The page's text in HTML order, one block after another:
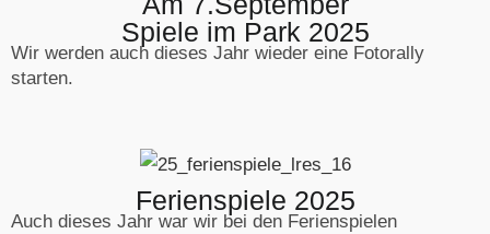
Spiele im Park 2025
Wir werden auch dieses Jahr wieder eine Fotorally
starten.
Ferienspiele 2025
Auch dieses Jahr war wir bei den Ferienspielen